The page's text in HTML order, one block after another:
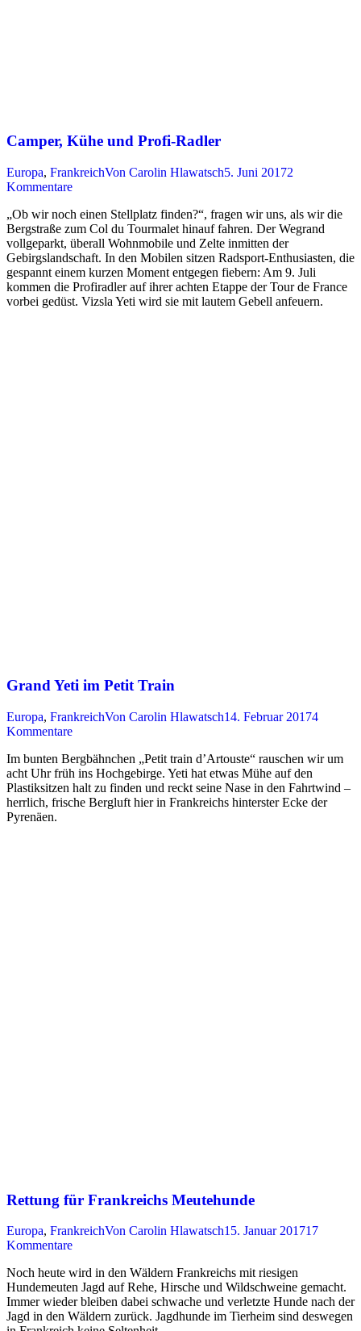
Camper, Kühe und Profi-Radler
Europa, FrankreichVon Carolin Hlawatsch5. Juni 20172
Kommentare
„Ob wir noch einen Stellplatz finden?“, fragen wir uns, als wir die
Bergstraße zum Col du Tourmalet hinauf fahren. Der Wegrand
vollgeparkt, überall Wohnmobile und Zelte inmitten der
Gebirgslandschaft. In den Mobilen sitzen Radsport-Enthusiasten, die
gespannt einem kurzen Moment entgegen fiebern: Am 9. Juli
kommen die Profiradler auf ihrer achten Etappe der Tour de France
vorbei gedüst. Vizsla Yeti wird sie mit lautem Gebell anfeuern.
Grand Yeti im Petit Train
Europa, FrankreichVon Carolin Hlawatsch14. Februar 20174
Kommentare
Im bunten Bergbähnchen „Petit train d’Artouste“ rauschen wir um
acht Uhr früh ins Hochgebirge. Yeti hat etwas Mühe auf den
Plastiksitzen halt zu finden und reckt seine Nase in den Fahrtwind –
herrlich, frische Bergluft hier in Frankreichs hinterster Ecke der
Pyrenäen.
Rettung für Frankreichs Meutehunde
Europa, FrankreichVon Carolin Hlawatsch15. Januar 201717
Kommentare
Noch heute wird in den Wäldern Frankreichs mit riesigen
Hundemeuten Jagd auf Rehe, Hirsche und Wildschweine gemacht.
Immer wieder bleiben dabei schwache und verletzte Hunde nach der
Jagd in den Wäldern zurück. Jagdhunde im Tierheim sind deswegen